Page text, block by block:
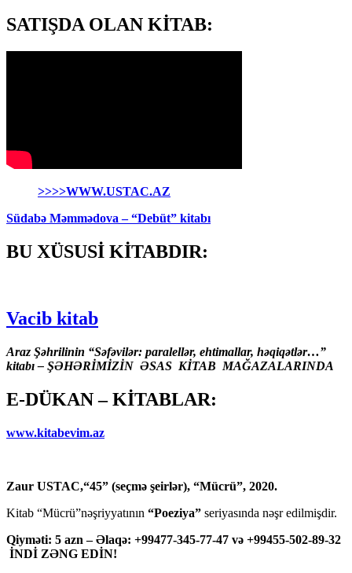
SATIŞDA OLAN KİTAB:
>>>>WWW.USTAC.AZ
Südabə Məmmədova – “Debüt” kitabı
BU XÜSUSİ KİTABDIR:
Vacib kitab
Araz Şəhrilinin “Səfəvilər: paralellər, ehtimallar, həqiqətlər…”
kitabı – ŞƏHƏRİMİZİN ƏSAS KİTAB MAĞAZALARINDA
E-DÜKAN – KİTABLAR:
www.kitabevim.az
Zaur USTAC,“45” (seçmə şeirlər), “Mücrü”, 2020.
Kitab “Mücrü”nəşriyyatının “Poeziya” seriyasında nəşr edilmişdir.
Qiyməti: 5 azn – Əlaqə: +99477-345-77-47 və +99455-502-89-32
İNDİ ZƏNG EDİN!